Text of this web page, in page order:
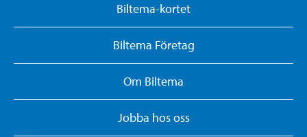
Biltema-kortet
Biltema Företag
Om Biltema
Jobba hos oss